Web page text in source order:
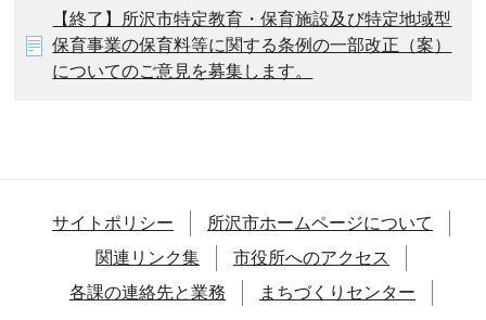
【終了】所沢市特定教育・保育施設及び特定地域型
保育事業の保育料等に関する条例の一部改正（案）
についてのご意見を募集します。
サイトポリシー
所沢市ホームページについて
関連リンク集
市役所へのアクセス
各課の連絡先と業務
まちづくりセンター